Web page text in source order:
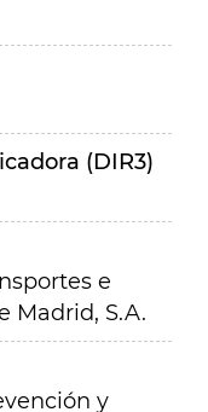
(DIR3)
e
Madrid, S.A.
y